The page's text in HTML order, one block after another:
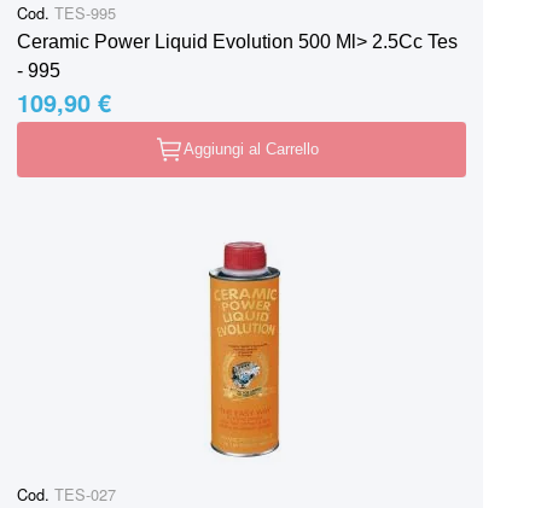
Cod. TES-995
Ceramic Power Liquid Evolution 500 Ml> 2.5Cc Tes
- 995
109,90 €
Aggiungi al Carrello
Cod. TES-027